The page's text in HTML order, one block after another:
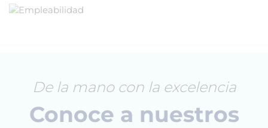
De la mano con la excelencia
Conoce a nuestros